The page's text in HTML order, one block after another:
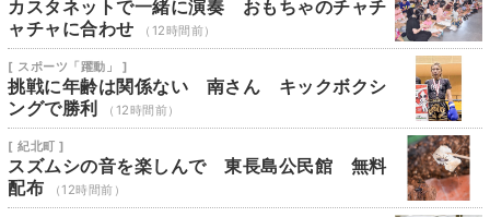
カスタネットで一緒に演奏 おもちゃのチャチ
ャチャに合わせ
（12時間前）
[ スポーツ「躍動」 ]
挑戦に年齢は関係ない 南さん キックボクシ
ングで勝利
（12時間前）
[ 紀北町 ]
スズムシの音を楽しんで 東長島公民館 無料
配布
（12時間前）